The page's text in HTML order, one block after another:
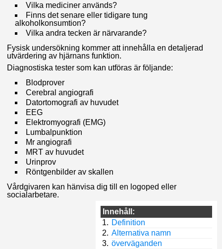
Vilka mediciner används?
Finns det senare eller tidigare tung
alkoholkonsumtion?
Vilka andra tecken är närvarande?
Fysisk undersökning kommer att innehålla en detaljerad
utvärdering av hjärnans funktion.
Diagnostiska tester som kan utföras är följande:
Blodprover
Cerebral angiografi
Datortomografi av huvudet
EEG
Elektromyografi (EMG)
Lumbalpunktion
Mr angiografi
MRT av huvudet
Urinprov
Röntgenbilder av skallen
Vårdgivaren kan hänvisa dig till en logoped eller
socialarbetare.
Innehåll:
Definition
Alternativa namn
överväganden